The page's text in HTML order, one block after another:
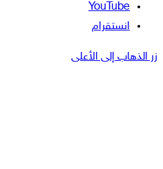
‫YouTube
انستقرام
زر الذهاب إلى الأعلى